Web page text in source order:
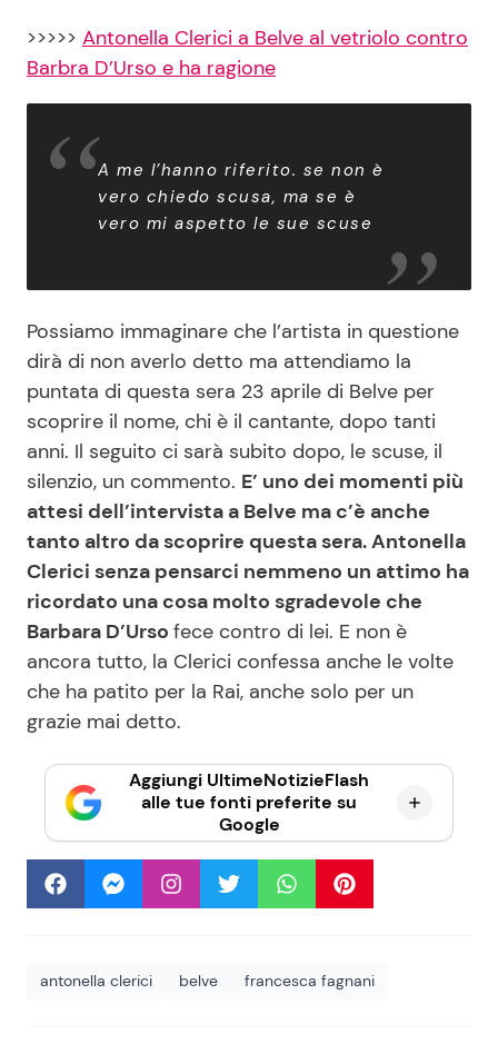
>>>>> Antonella Clerici a Belve al vetriolo contro
Barbra D’Urso e ha ragione
A me l’hanno riferito. se non è
vero chiedo scusa, ma se è
vero mi aspetto le sue scuse
Possiamo immaginare che l’artista in questione
dirà di non averlo detto ma attendiamo la
puntata di questa sera 23 aprile di Belve per
scoprire il nome, chi è il cantante, dopo tanti
anni. Il seguito ci sarà subito dopo, le scuse, il
silenzio, un commento. E’ uno dei momenti più
attesi dell’intervista a Belve ma c’è anche
tanto altro da scoprire questa sera. Antonella
Clerici senza pensarci nemmeno un attimo ha
ricordato una cosa molto sgradevole che
Barbara D’Urso fece contro di lei. E non è
ancora tutto, la Clerici confessa anche le volte
che ha patito per la Rai, anche solo per un
grazie mai detto.
Aggiungi UltimeNotizieFlash
alle tue fonti preferite su
Google
antonella clerici belve francesca fagnani